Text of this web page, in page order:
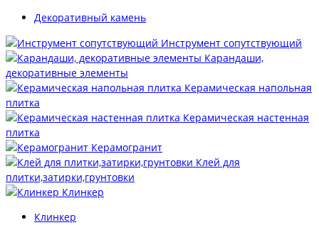
Декоративный камень
Инструмент сопутствующий
Карандаши,
декоративные элементы
Керамическая напольная
плитка
Керамическая настенная
плитка
Керамогранит
Клей для
плитки,затирки,грунтовки
Клинкер
Клинкер